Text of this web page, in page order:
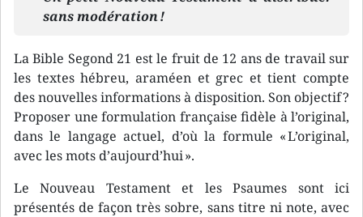
sans modération !
La Bible Segond 21 est le fruit de 12 ans de travail sur
les textes hébreu, araméen et grec et tient compte
des nouvelles informations à disposition. Son objectif ?
Proposer une formulation française fidèle à l’original,
dans le langage actuel, d’où la formule « L’original,
avec les mots d’aujourd’hui ».
Le Nouveau Testament et les Psaumes sont ici
présentés de façon très sobre, sans titre ni note, avec